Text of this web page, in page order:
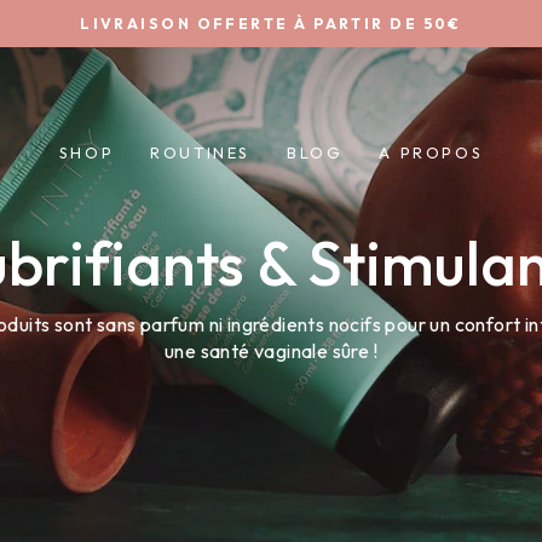
Diaporama
Pause
LIVRAISON OFFERTE À PARTIR DE 50€
SHOP ROUTINES BLOG A PROPOS
&
sont sans parfum ni ingrédients nocifs pour un confort
une santé vaginale sûre !